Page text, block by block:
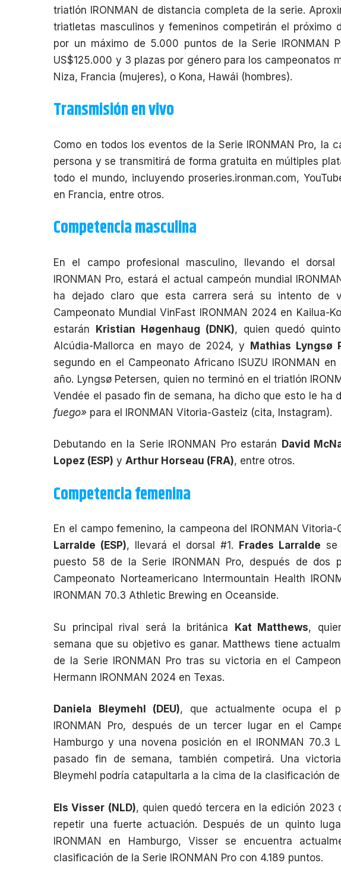
triatlón IRONMAN de distancia completa de la serie.
triatletas masculinos y femeninos competirán el próximo
por un máximo de 5.000 puntos de la Serie IRONMAN
US$125.000 y 3 plazas por género para los campeonatos
Niza, Francia (mujeres), o Kona, Hawái (hombres).
Transmisión en vivo
Como en todos los eventos de la Serie IRONMAN Pro, la
persona y se transmitirá de forma gratuita en múltiples
todo el mundo, incluyendo proseries.ironman.com,
en Francia, entre otros.
Competencia masculina
En el campo profesional masculino, llevando el
IRONMAN Pro, estará el actual campeón mundial
ha dejado claro que esta carrera será su intento de
Campeonato Mundial VinFast IRONMAN 2024 en Kailua-
estarán Kristian Høgenhaug (DNK), quien quedó
Alcúdia-Mallorca en mayo de 2024, y Mathias Lyngsø
segundo en el Campeonato Africano ISUZU IRONMAN
año. Lyngsø Petersen, quien no terminó en el triatlón
Vendée el pasado fin de semana, ha dicho que esto le ha
fuego» para el IRONMAN Vitoria-Gasteiz (cita, Instagram).
Debutando en la Serie IRONMAN Pro estarán David
Lopez (ESP) yArthur Horseau (FRA), entre otros.
Competencia femenina
En el campo femenino, la campeona del IRONMAN
Larralde (ESP), llevará el dorsal #1. Frades Larralde se
puesto 58 de la Serie IRONMAN Pro, después de dos
Campeonato Norteamericano Intermountain Health
IRONMAN 70.3 Athletic Brewing en Oceanside.
Su principal rival será la británica Kat Matthews,
semana que su objetivo es ganar. Matthews tiene
de la Serie IRONMAN Pro tras su victoria en el
Hermann IRONMAN 2024 en Texas.
Daniela Bleymehl (DEU), que actualmente ocupa el
IRONMAN Pro, después de un tercer lugar en el
Hamburgo y una novena posición en el IRONMAN 70.3
pasado fin de semana, también competirá. Una
Bleymehl podría catapultarla a la cima de la clasificación de
Els Visser (NLD), quien quedó tercera en la edición 2023
repetir una fuerte actuación. Después de un quinto
IRONMAN en Hamburgo, Visser se encuentra
clasificación de la Serie IRONMAN Pro con 4.189 puntos.